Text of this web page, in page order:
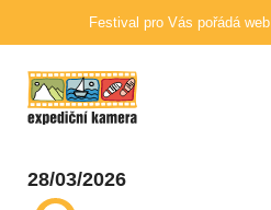
Festival pro Vás pořádá web
28/03/2026